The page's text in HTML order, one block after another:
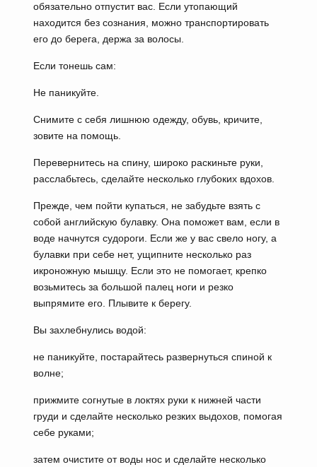
обязательно отпустит вас. Если утопающий
находится без сознания, можно транспортировать
его до берега, держа за волосы.
Если тонешь сам:
Не паникуйте.
Снимите с себя лишнюю одежду, обувь, кричите,
зовите на помощь.
Перевернитесь на спину, широко раскиньте руки,
расслабьтесь, сделайте несколько глубоких вдохов.
Прежде, чем пойти купаться, не забудьте взять с
собой английскую булавку. Она поможет вам, если в
воде начнутся судороги. Если же у вас свело ногу, а
булавки при себе нет, ущипните несколько раз
икроножную мышцу. Если это не помогает, крепко
возьмитесь за большой палец ноги и резко
выпрямите его. Плывите к берегу.
Вы захлебнулись водой:
не паникуйте, постарайтесь развернуться спиной к
волне;
прижмите согнутые в локтях руки к нижней части
груди и сделайте несколько резких выдохов, помогая
себе руками;
затем очистите от воды нос и сделайте несколько